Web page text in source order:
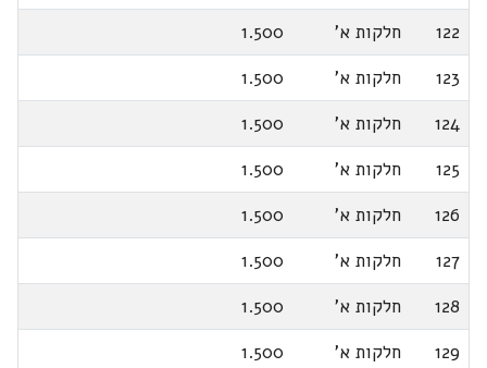
122
חלקות א'
1.500
123
חלקות א'
1.500
124
חלקות א'
1.500
125
חלקות א'
1.500
126
חלקות א'
1.500
127
חלקות א'
1.500
128
חלקות א'
1.500
129
חלקות א'
1.500